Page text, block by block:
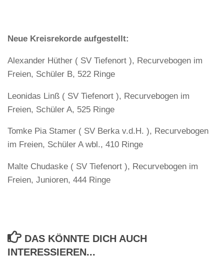
Neue Kreisrekorde aufgestellt:
Alexander Hüther ( SV Tiefenort ), Recurvebogen im
Freien, Schüler B, 522 Ringe
Leonidas Linß ( SV Tiefenort ), Recurvebogen im
Freien, Schüler A, 525 Ringe
Tomke Pia Stamer ( SV Berka v.d.H. ), Recurvebogen
im Freien, Schüler A wbl., 410 Ringe
Malte Chudaske ( SV Tiefenort ), Recurvebogen im
Freien, Junioren, 444 Ringe
DAS KÖNNTE DICH AUCH
INTERESSIEREN...